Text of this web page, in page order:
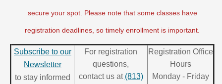
secure your spot. Please note that some classes have
registration deadlines, so timely enrollment is important.
Subscribe to our
Newsletter
to stay informed
For registration
questions,
contact us at (813)
Registration Office
Hours
Monday - Friday